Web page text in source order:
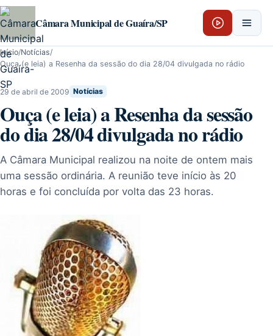
Pular para o conteúdo
Câmara Municipal de Guaíra/SP
Início/Notícias/
Ouça (e leia) a Resenha da sessão do dia 28/04 divulgada no rádio
29 de abril de 2009 Notícias
Ouça (e leia) a Resenha da sessão
do dia 28/04 divulgada no rádio
A Câmara Municipal realizou na noite de ontem mais
uma sessão ordinária. A reunião teve início às 20
horas e foi concluída por volta das 23 horas.